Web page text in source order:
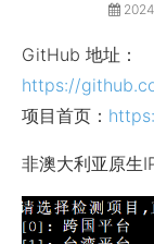
GitHub 地址：
https://
项目首页：
非澳大利亚原生